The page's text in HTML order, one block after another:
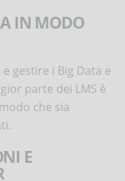
IN MODO
gestire i Big Data e
parte dei LMS è
che sia
E